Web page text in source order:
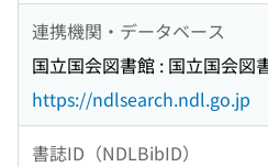
連携機関・データベース
国立国会図書館 : 国立国会図
https://ndlsearch.ndl.go.jp
書誌ID（NDLBibID）